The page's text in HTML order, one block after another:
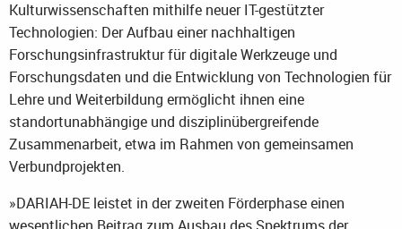
Kulturwissenschaften mithilfe neuer IT-gestützter
Technologien: Der Aufbau einer nachhaltigen
Forschungsinfrastruktur für digitale Werkzeuge und
Forschungsdaten und die Entwicklung von Technologien für
Lehre und Weiterbildung ermöglicht ihnen eine
standortunabhängige und disziplinübergreifende
Zusammenarbeit, etwa im Rahmen von gemeinsamen
Verbundprojekten.
»DARIAH-DE leistet in der zweiten Förderphase einen